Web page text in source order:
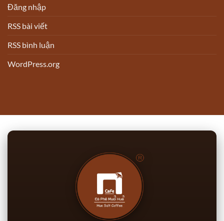
Đăng nhập
RSS bài viết
RSS bình luận
WordPress.org